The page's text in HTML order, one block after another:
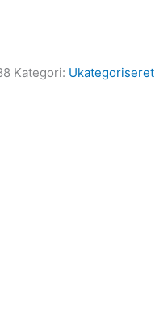
Kategori: Ukategoriseret